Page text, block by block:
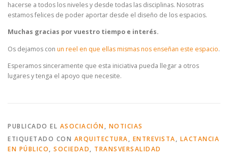
hacerse a todos los niveles y desde todas las disciplinas. Nosotras
estamos felices de poder aportar desde el diseño de los espacios.
Muchas gracias por vuestro tiempo e interés.
Os dejamos con un reel en que ellas mismas nos enseñan este espacio.
Esperamos sinceramente que esta iniciativa pueda llegar a otros
lugares y tenga el apoyo que necesite.
PUBLICADO EL ASOCIACIÓN, NOTICIAS
ETIQUETADO CON ARQUITECTURA, ENTREVISTA, LACTANCIA
EN PÚBLICO, SOCIEDAD, TRANSVERSALIDAD